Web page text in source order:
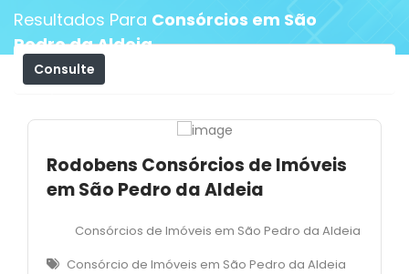
Resultados Para Consórcios em São
Pedro da Aldeia
Consulte
Rodobens Consórcios de Imóveis
em São Pedro da Aldeia
Consórcios de Imóveis em São Pedro da Aldeia
Consórcio de Imóveis em São Pedro da Aldeia